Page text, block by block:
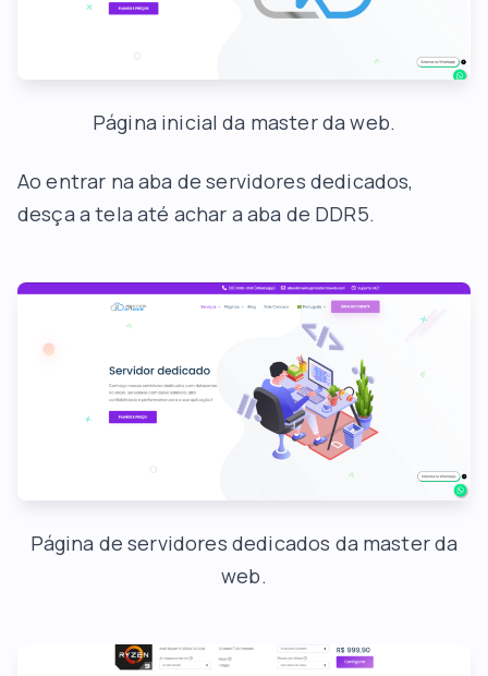
Página inicial da master da web.
Ao entrar na aba de servidores dedicados,
desça a tela até achar a aba de DDR5.
Página de servidores dedicados da master da
web.